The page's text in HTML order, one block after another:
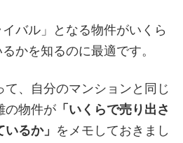
バル」となる物件がいくら
かを知るのに最適です。
て、自分のマンションと同じ
の物件が 「いくらで売り出さ
るか」 をメモしておきまし